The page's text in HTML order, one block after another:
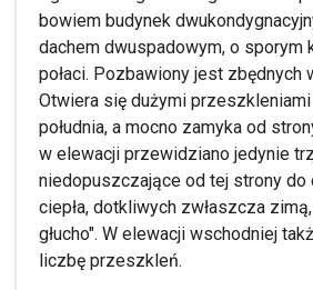
bowiem budynek
dachem dwuspadowym, o sporym
połaci. Pozbawiony jest zbędnych
Otwiera się dużymi
południa, a mocno zamyka od
w elewacji przewidziano jedynie
niedopuszczające od tej strony do
ciepła, dotkliwych zwłaszcza
głucho". W elewacji wschodniej
liczbę przeszkleń.